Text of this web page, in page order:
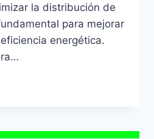
la distribución de
para mejorar
energética.